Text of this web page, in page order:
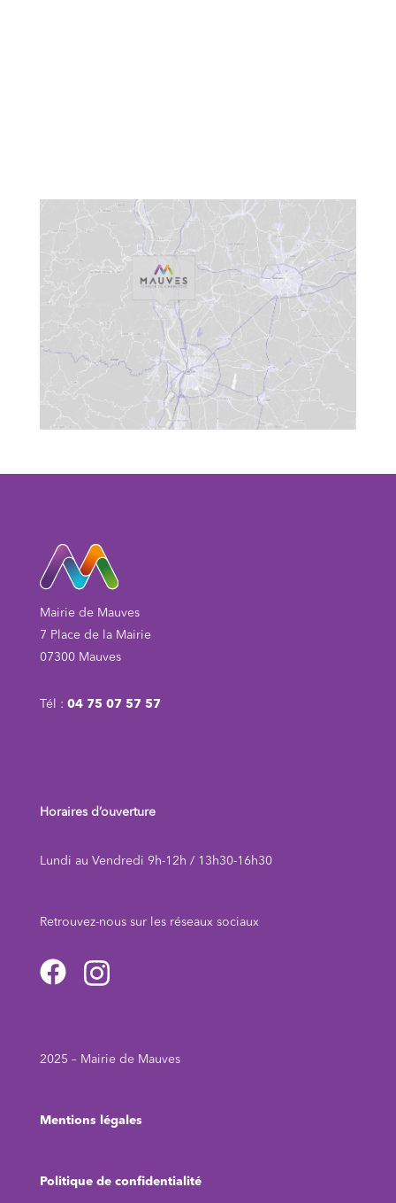
Mairie de Mauves
7 Place de la Mairie
07300 Mauves
Tél : 04 75 07 57 57
Horaires d’ouverture
Lundi au Vendredi 9h-12h / 13h30-16h30
Retrouvez-nous sur les réseaux sociaux
2025 – Mairie de Mauves
Mentions légales
Politique de confidentialité